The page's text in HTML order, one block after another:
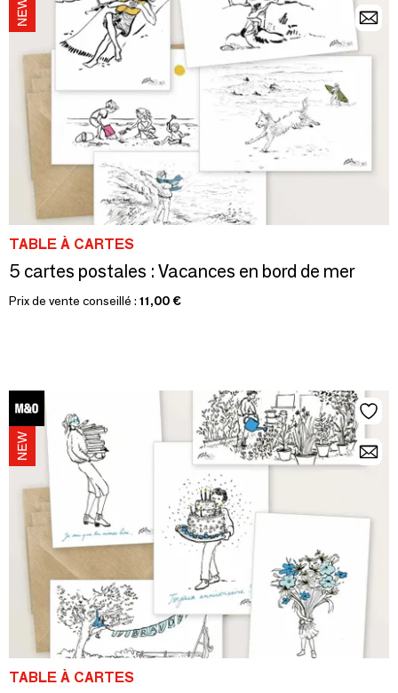
TABLE À CARTES
5 cartes postales : Vacances en bord de mer
Prix de vente conseillé : 11,00 €
TABLE À CARTES